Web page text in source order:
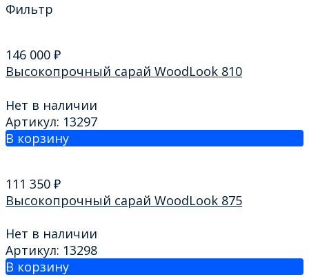
Фильтр
146 000 ₽
Высокопрочный сарай WoodLook 810
Нет в наличии
Артикул: 13297
В корзину
111 350 ₽
Высокопрочный сарай WoodLook 875
Нет в наличии
Артикул: 13298
В корзину